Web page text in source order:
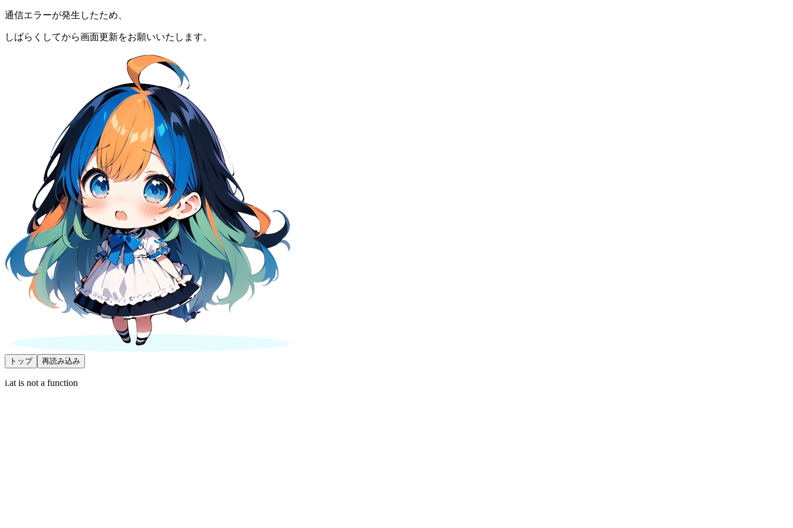
通信エラーが発生したため、
しばらくしてから画面更新をお願いいたします。
トップ 再読み込み
i.at is not a function